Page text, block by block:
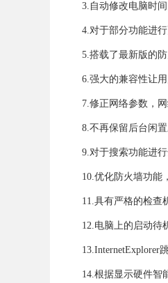
3.自动修改电脑时间
4.对于部分功能进
5.搭载了最新版的
6.强大的兼容性让
7.修正网络参数，
8.不再保留后台闲
9.对于搜索功能进
10.优化防火墙功能
11.具有严格的检查
12.电脑上的启动待
13.InternetExplorer
14.根据显示硬件智